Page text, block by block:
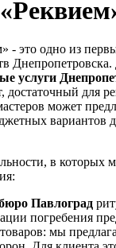
- это одно из
Днепропетровска.
услуги
достаточный для
может
вариантов
в которых
Павлоград
погребения
мы